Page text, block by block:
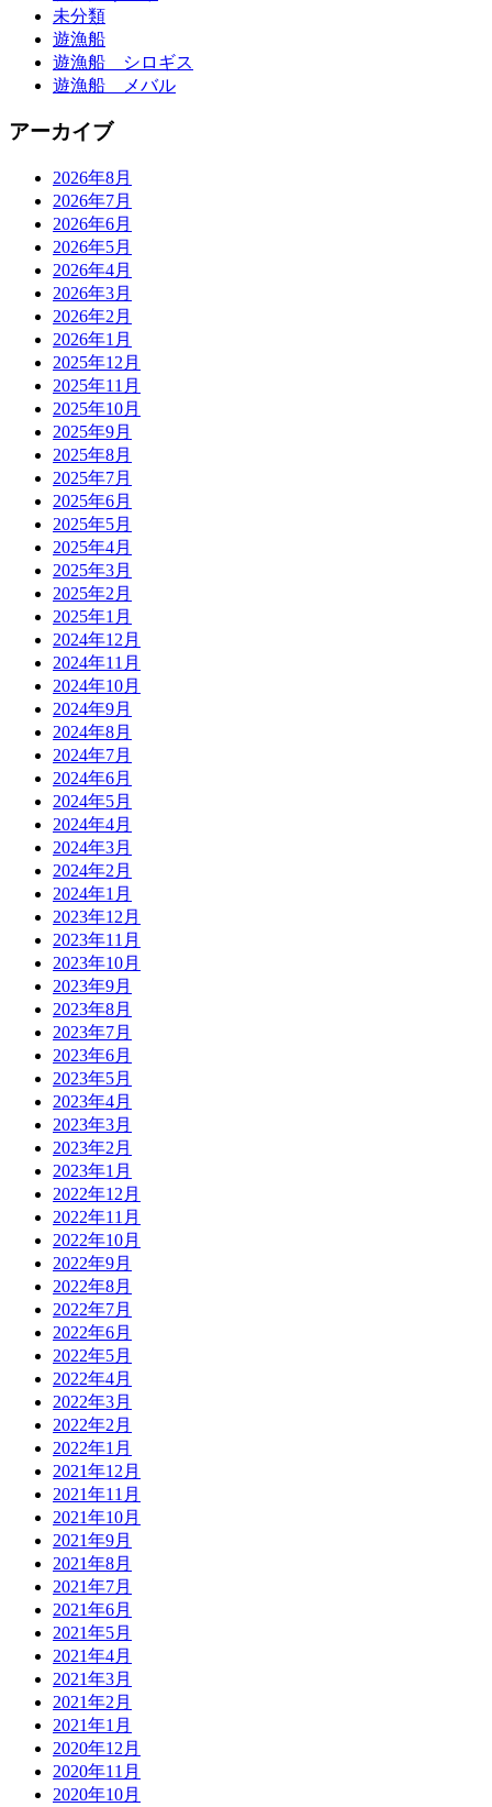
未分類
遊漁船
遊漁船 シロギス
遊漁船 メバル
アーカイブ
2026年8月
2026年7月
2026年6月
2026年5月
2026年4月
2026年3月
2026年2月
2026年1月
2025年12月
2025年11月
2025年10月
2025年9月
2025年8月
2025年7月
2025年6月
2025年5月
2025年4月
2025年3月
2025年2月
2025年1月
2024年12月
2024年11月
2024年10月
2024年9月
2024年8月
2024年7月
2024年6月
2024年5月
2024年4月
2024年3月
2024年2月
2024年1月
2023年12月
2023年11月
2023年10月
2023年9月
2023年8月
2023年7月
2023年6月
2023年5月
2023年4月
2023年3月
2023年2月
2023年1月
2022年12月
2022年11月
2022年10月
2022年9月
2022年8月
2022年7月
2022年6月
2022年5月
2022年4月
2022年3月
2022年2月
2022年1月
2021年12月
2021年11月
2021年10月
2021年9月
2021年8月
2021年7月
2021年6月
2021年5月
2021年4月
2021年3月
2021年2月
2021年1月
2020年12月
2020年11月
2020年10月